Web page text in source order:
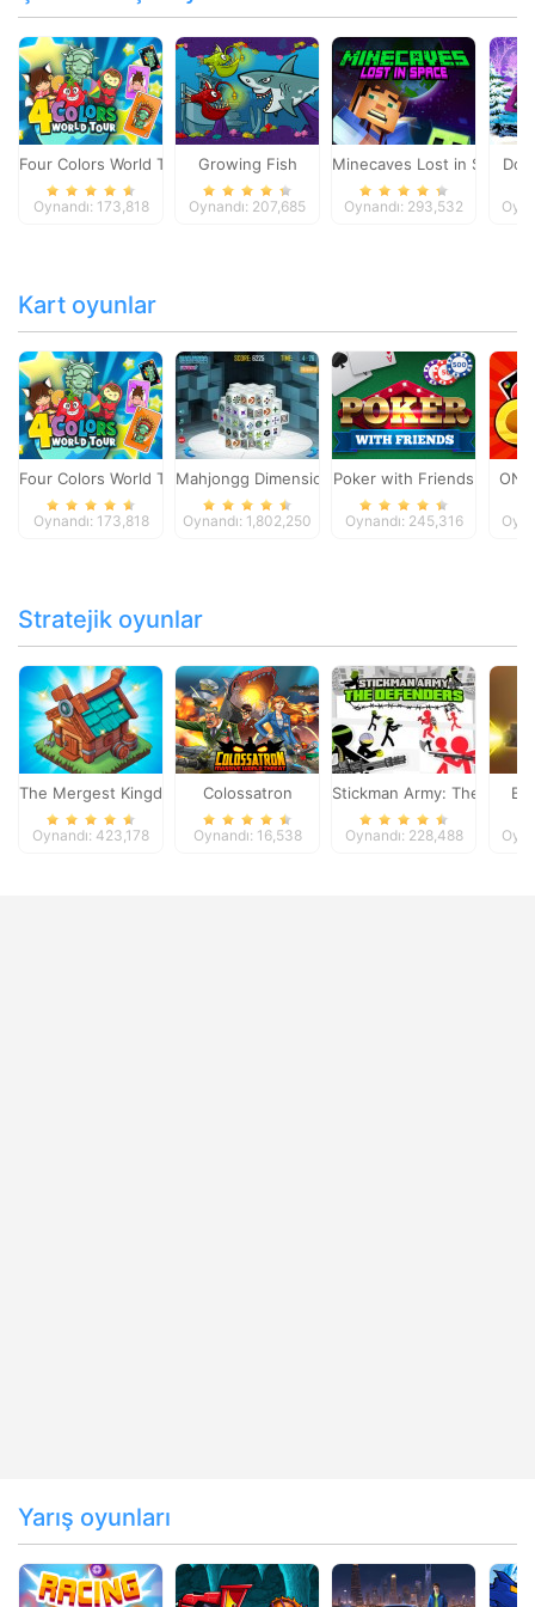
Four Colors World Tour
Oynandı: 173,818
Growing Fish
Oynandı: 207,685
Minecaves Lost in Space
Oynandı: 293,532
Kart oyunlar
Four Colors World Tour
Oynandı: 173,818
Mahjongg Dimensions
Oynandı: 1,802,250
Poker with Friends
Oynandı: 245,316
Stratejik oyunlar
The Mergest Kingdom
Oynandı: 423,178
Colossatron
Oynandı: 16,538
Stickman Army: The
Oynandı: 228,488
Yarış oyunları